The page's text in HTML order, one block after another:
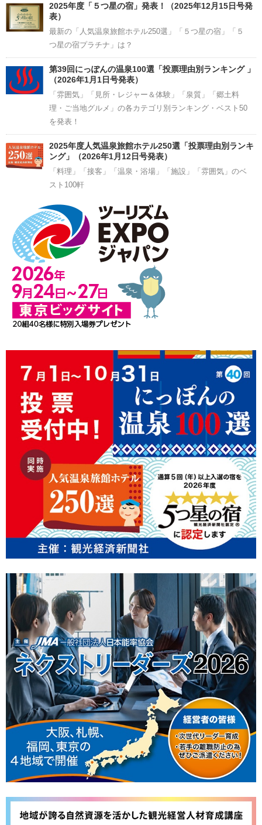
2025年度「５つ星の宿」発表！（2025年12月15日号発
表）
最新の「人気温泉旅館ホテル250選」「５つ星の宿」「５
つ星の宿プラチナ」は？
第39回にっぽんの温泉100選「投票理由別ランキング 」
（2026年1月1日号発表）
「雰囲気」「見所・レジャー＆体験」「泉質」「郷土料
理・ご当地グルメ」の各カテゴリ別ランキング・ベスト50
を発表！
2025年度人気温泉旅館ホテル250選「投票理由別ランキ
ング」（2026年1月12日号発表）
「料理」「接客」「温泉・浴場」「施設」「雰囲気」のベ
スト100軒